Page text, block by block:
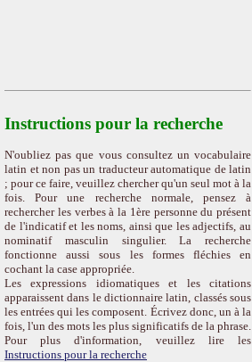
Instructions pour la recherche
N'oubliez pas que vous consultez un vocabulaire
latin et non pas un traducteur automatique de latin
; pour ce faire, veuillez chercher qu'un seul mot à la
fois. Pour une recherche normale, pensez à
rechercher les verbes à la 1ère personne du présent
de l'indicatif et les noms, ainsi que les adjectifs, au
nominatif masculin singulier. La recherche
fonctionne aussi sous les formes fléchies en
cochant la case appropriée.
Les expressions idiomatiques et les citations
apparaissent dans le dictionnaire latin, classés sous
les entrées qui les composent. Écrivez donc, un à la
fois, l'un des mots les plus significatifs de la phrase.
Pour plus d'information, veuillez lire les
Instructions pour la recherche